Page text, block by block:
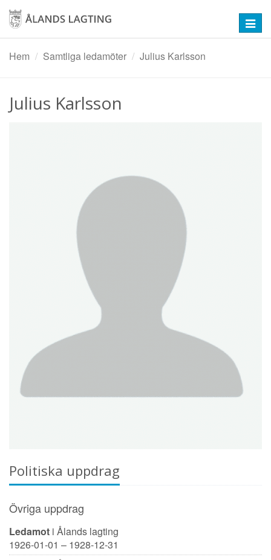
Hoppa
huvudinnehåll
Hem
Samtliga ledamöter Julius Karlsson
Julius Karlsson
Politiska uppdrag
Övriga uppdrag
Ledamot i Ålands lagting
1926-01-01 – 1928-12-31